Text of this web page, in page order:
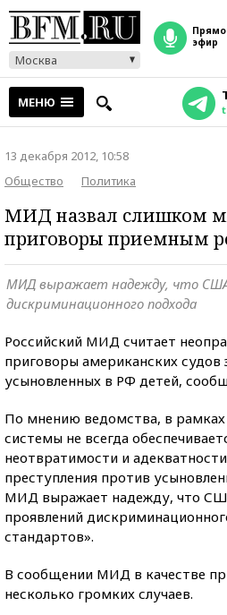
Москва
прямой
эфир
МЕНЮ
13 декабря 2012, 10:58
Общество
Политика
МИД назвал слишком
приговоры приемным
МИД выражает надежду, что США
дискриминационного подхода
Российский МИД считает
приговоры американских судов
усыновленных в РФ детей,
По мнению ведомства, в
системы не всегда
неотвратимости и адекватности
преступления против
МИД выражает надежду, что
проявлений
стандартов».
В сообщении МИД в качестве
несколько громких случаев.